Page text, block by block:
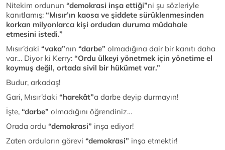
Nitekim ordunun “demokrasi inşa ettiği”ni şu sözleriyle
kanıtlamış: “Mısır’ın kaosa ve şiddete sürüklenmesinden
korkan milyonlarca kişi ordudan duruma müdahale
etmesini istedi.”
Mısır’daki “vaka”nın “darbe” olmadığına dair bir kanıtı daha
var… Diyor ki Kerry: “Ordu ülkeyi yönetmek için yönetime el
koymuş değil, ortada sivil bir hükümet var.”
Budur, arkadaş!
Gari, Mısır’daki “harekât”a darbe deyip durmayın!
İşte, “darbe” olmadığını öğrendiniz…
Orada ordu “demokrasi” inşa ediyor!
Zaten orduların görevi “demokrasi” inşa etmektir!